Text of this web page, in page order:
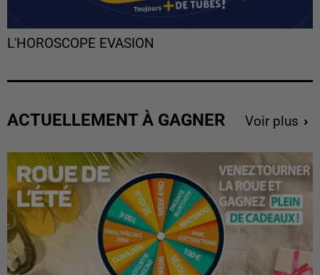
L'HOROSCOPE EVASION
ACTUELLEMENT À GAGNER Voir plus